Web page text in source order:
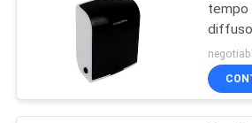
PRIVACYDiffusore di
profumo
tempo
bassa